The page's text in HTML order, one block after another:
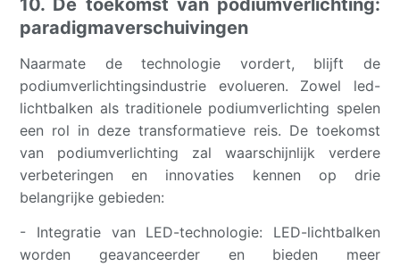
10. De toekomst van podiumverlichting:
paradigmaverschuivingen
Naarmate de technologie vordert, blijft de
podiumverlichtingsindustrie evolueren. Zowel led-
lichtbalken als traditionele podiumverlichting spelen
een rol in deze transformatieve reis. De toekomst
van podiumverlichting zal waarschijnlijk verdere
verbeteringen en innovaties kennen op drie
belangrijke gebieden:
- Integratie van LED-technologie: LED-lichtbalken
worden geavanceerder en bieden meer